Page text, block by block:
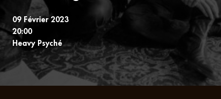
Heavy Psyché
09 Février 2023
20:00